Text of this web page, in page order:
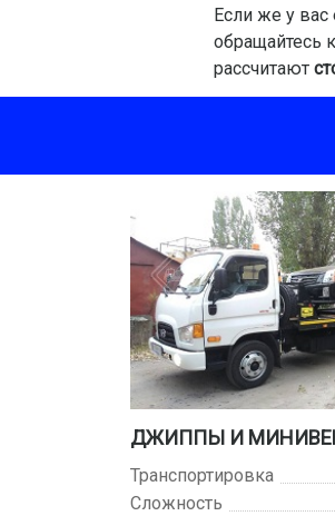
Если же у вас
обращайтесь
рассчитают
ДЖИППЫ И
Транспортировка
Сложность